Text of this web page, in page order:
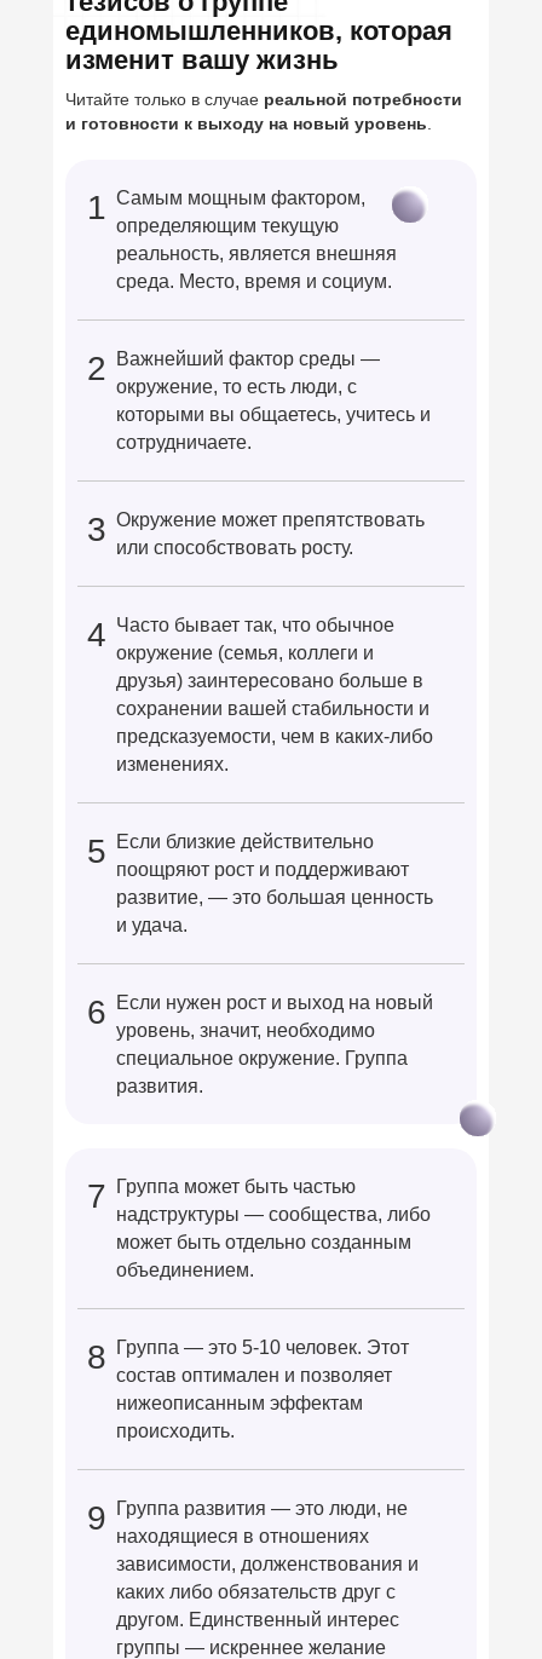
единомышленников, которая
изменит вашу жизнь
Читайте только в случае реальной потребности
и готовности к выходу на новый уровень
1 Самым мощным фактором,
определяющим текущую
реальность, является внешняя
среда. Место, время и социум.
5
Если близкие действительно
поощряют рост и поддерживают
развитие, — это большая ценность
и удача.
2
Важнейший фактор среды —
окружение, то есть люди, с
которыми вы общаетесь, учитесь и
сотрудничаете.
3 Окружение может препятствовать
или способствовать росту.
6
Если нужен рост и выход на новый
уровень, значит, необходимо
специальное окружение. Группа
развития.
8
Группа — это 5-10 человек. Этот
состав оптимален и позволяет
нижеописанным эффектам
происходить.
9
Группа развития — это люди, не
находящиеся в отношениях
зависимости, долженствования и
каких либо обязательств друг с
другом. Единственный интерес
группы — искреннее желание
4 Часто бывает так, что обычное
окружение (семья, коллеги и
друзья) заинтересовано больше в
сохранении вашей стабильности и
предсказуемости, чем в каких-либо
изменениях.
7
Группа может быть частью
надструктуры — сообщества, либо
может быть отдельно созданным
объединением.